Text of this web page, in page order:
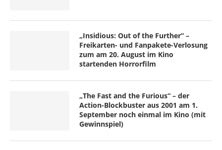
„Insidious: Out of the Further“ –
Freikarten- und Fanpakete-Verlosung
zum am 20. August im Kino
startenden Horrorfilm
„The Fast and the Furious“ – der
Action-Blockbuster aus 2001 am 1.
September noch einmal im Kino (mit
Gewinnspiel)